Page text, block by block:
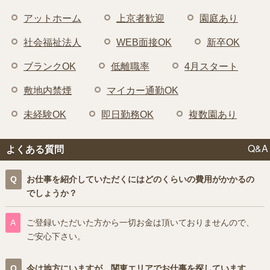
アットホーム 上京者歓迎 園庭あり
社会福祉法人 WEB面接OK 新卒OK
ブランクOK 低離職率 4月スタート
敷地内禁煙 マイカー通勤OK
未経験OK 即日勤務OK 複数園あり
よくある質問 Q&A
お仕事を紹介していただくにはどのくらいの費用がかかるの
でしょうか？
ご登録いただいた方から一切お金は頂いておりませんので、
ご安心下さい。